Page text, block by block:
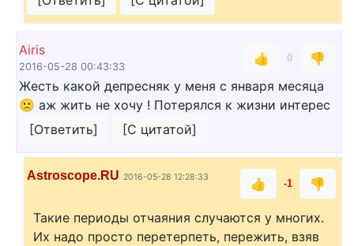
Airis
2016-05-28 00:43:33
👍 0
👎
Жесть какой депресняк у меня с января месяца
🙁 аж жить не хочу ! Потерялся к жизни интерес
[Ответить]
[С цитатой]
Astroscope.RU 2016-05-28 12:28:33 👍 -1 👎
Такие периоды отчаяния случаются у многих.
Их надо просто перетерпеть, пережить, взяв